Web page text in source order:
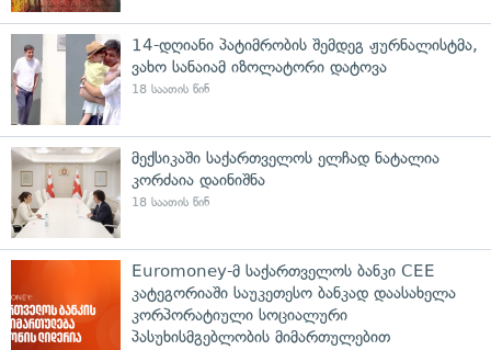
14-დღიანი პატიმრობის შემდეგ ჟურნალისტმა,
ვახო სანაიამ იზოლატორი დატოვა
18 საათის წინ
მექსიკაში საქართველოს ელჩად ნატალია
კორძაია დაინიშნა
18 საათის წინ
Euromoney-მ საქართველოს ბანკი CEE
კატეგორიაში საუკეთესო ბანკად დაასახელა
კორპორატიული სოციალური
პასუხისმგებლობის მიმართულებით